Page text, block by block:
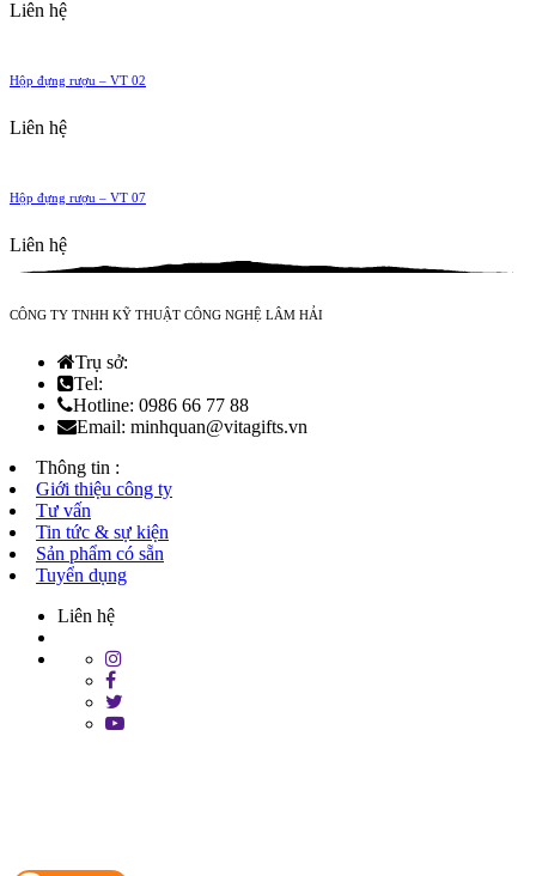
Liên hệ
Hộp đựng rượu – VT 02
Liên hệ
Hộp đựng rượu – VT 07
Liên hệ
CÔNG TY TNHH KỸ THUẬT CÔNG NGHỆ LÂM HẢI
Trụ sở:
Tel:
Hotline: 0986 66 77 88
Email: minhquan@vitagifts.vn
Thông tin :
Giới thiệu công ty
Tư vấn
Tin tức & sự kiện
Sản phẩm có sẵn
Tuyển dụng
Liên hệ